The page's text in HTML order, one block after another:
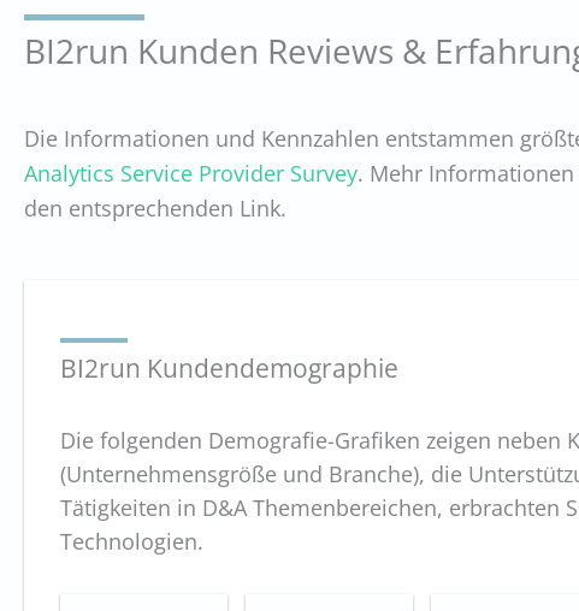
BI2run Kunden Reviews &
Die Informationen und Kennzahlen entstammen
Analytics Service Provider Survey. Mehr
den entsprechenden Link.
BI2run Kundendemographie
Die folgenden Demografie-Grafiken zeigen neben
(Unternehmensgröße und Branche), die
Tätigkeiten in D&A Themenbereichen, erbrachten
Technologien.